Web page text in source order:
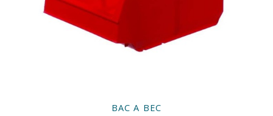
BAC A BEC